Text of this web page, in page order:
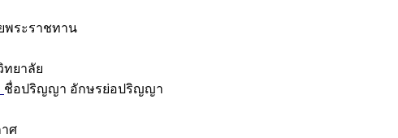
พระราชทาน
ทยาลัย
ชื่อปริญญา อักษรย่อปริญญา
ศ